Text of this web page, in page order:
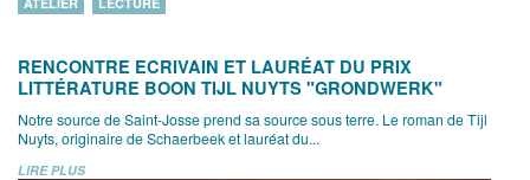
RENCONTRE ECRIVAIN ET LAURÉAT DU PRIX
LITTÉRATURE BOON TIJL NUYTS "GRONDWERK"
Notre source de Saint-Josse prend sa source sous terre. Le roman de Tijl
Nuyts, originaire de Schaerbeek et lauréat du...
LIRE PLUS